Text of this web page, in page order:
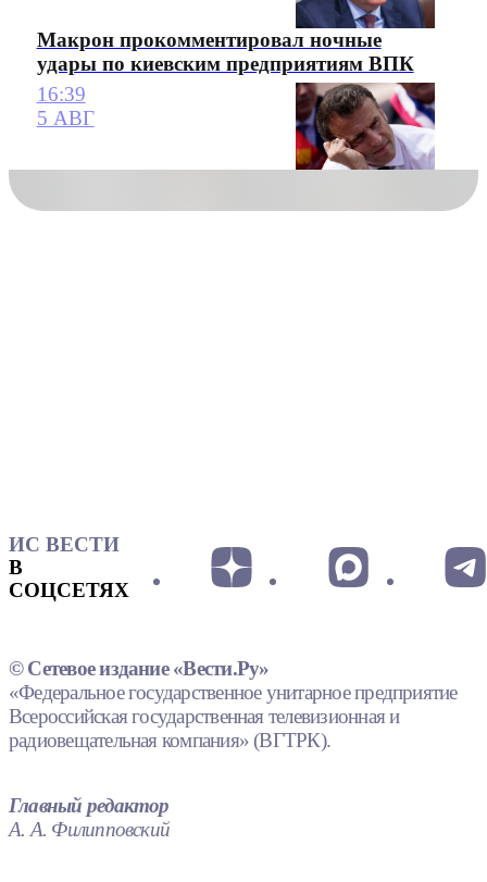
Макрон прокомментировал ночные
удары по киевским предприятиям ВПК
16:39
5 АВГ
ИС ВЕСТИ
В
СОЦСЕТЯХ
© Сетевое издание «Вести.Ру»
«Федеральное государственное унитарное предприятие
Всероссийская государственная телевизионная и
радиовещательная компания» (ВГТРК).
Главный редактор
А. А. Филипповский